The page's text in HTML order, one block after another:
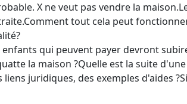
X ne veut pas vendre la
tout cela peut
enfants qui peuvent payer devront
la maison ?Quelle est la suite
liens juridiques, des exemples d'aides